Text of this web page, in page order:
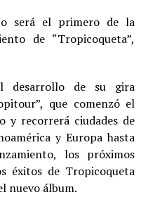
será el primero de la
de “Tropicoqueta”,
desarrollo de su gira
que comenzó el
y recorrerá ciudades de
y Europa hasta
los próximos
éxitos de Tropicoqueta
nuevo álbum.